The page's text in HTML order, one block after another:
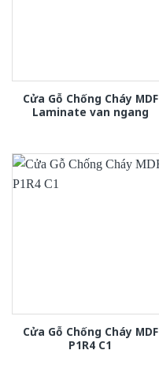
Cửa Gỗ Chống Cháy MDF
Laminate van ngang
Cửa Gỗ Chống Cháy MDF
P1R4 C1